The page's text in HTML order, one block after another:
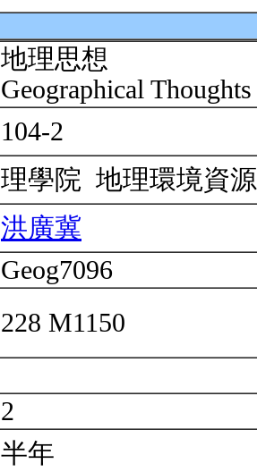
地理思想
Geographical
104-2
理學院 地理環境資
洪廣冀
Geog7096
228 M1150
2
半年